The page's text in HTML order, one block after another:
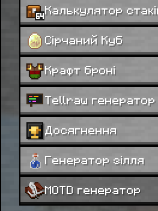
Калькулятор
Сірчаний Куб
Крафт броні
Tellraw генератор
Досягнення
Генератор зілля
MOTD генератор